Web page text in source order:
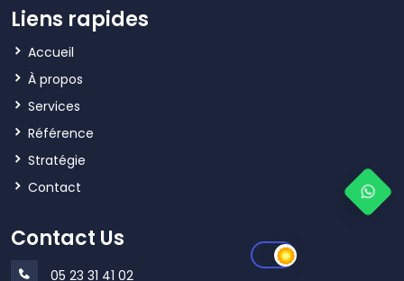
Liens rapides
Accueil
À propos
Services
Référence
Stratégie
Contact
Contact Us
05 23 31 41 02